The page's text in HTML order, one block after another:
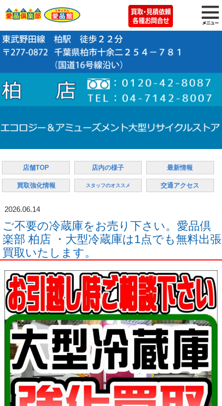
店舗TOP 店内の様子 最新情報
買取強化情報 スタッフのオススメ 交通アクセス
2026.06.14
ご不要の冷蔵庫をお売り下さい。愛品倶
楽部 柏店 ・大型冷蔵庫は1点でも無料出張
買取いたします。